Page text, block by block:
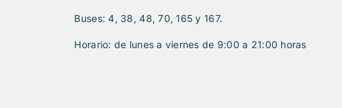
Buses: 4, 38, 48, 70, 165 y 167.
Horario: de lunes a viernes de 9:00 a 21:00 horas